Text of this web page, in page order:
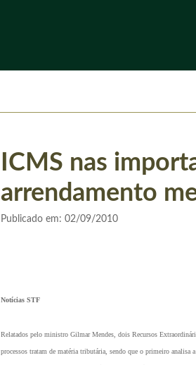
ICMS nas
arrendamento
Publicado em: 02/09/2010
Notícias STF
Relatados pelo ministro Gilmar Mendes, dois Recursos
processos tratam de matéria tributária, sendo que o primeiro analisa